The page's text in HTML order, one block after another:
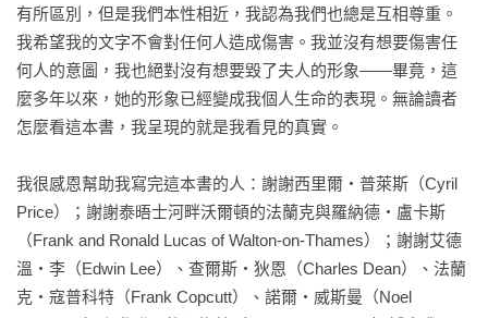
有所區別，但是我們本性相近，我認為我們也總是互相尊重。
我希望我的文字不會對任何人造成傷害。我並沒有想要傷害任
何人的意圖，我也絕對沒有想要毀了夫人的形象——畢竟，這
麼多年以來，她的形象已經變成我個人生命的表現。無論讀者
怎麼看這本書，我呈現的就是我看見的真實。
我很感恩幫助我寫完這本書的人：謝謝西里爾‧普萊斯（Cyril
Price）；謝謝泰晤士河畔沃爾頓的法蘭克與羅納德‧盧卡斯
（Frank and Ronald Lucas of Walton-on-Thames）；謝謝艾德
溫‧李（Edwin Lee）、查爾斯‧狄恩（Charles Dean）、法蘭
克‧寇普科特（Frank Copcutt）、諾爾‧威斯曼（Noel